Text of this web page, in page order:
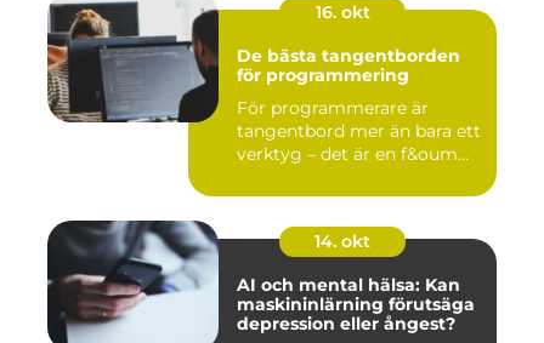
16. okt
De bästa tangentborden
för programmering
För programmerare är
tangentbord mer än bara ett
verktyg – det är en f&oum...
14. okt
AI och mental hälsa: Kan
maskininlärning förutsäga
depression eller ångest?